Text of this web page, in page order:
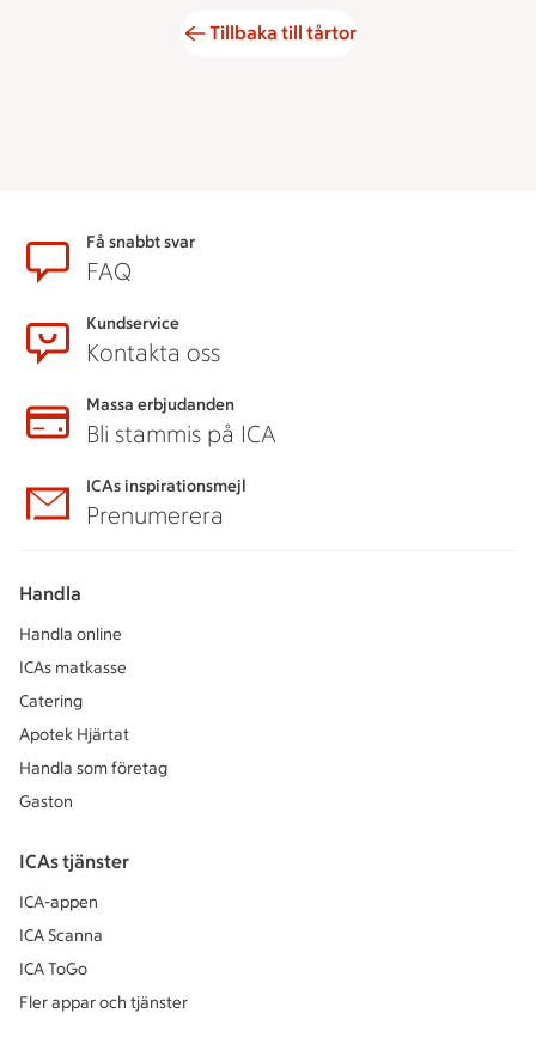
Tillbaka till tårtor
SidfotFå snabbt svar
FAQ
Kundservice
Kontakta oss
Massa erbjudanden
Bli stammis på ICA
ICAs inspirationsmejl
Prenumerera
Handla
Handla online
ICAs matkasse
Catering
Apotek Hjärtat
Handla som företag
Gaston
ICAs tjänster
ICA-appen
ICA Scanna
ICA ToGo
Fler appar och tjänster